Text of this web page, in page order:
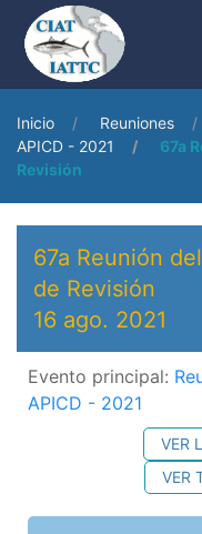
Inicio Reuniones
APICD - 2021
67a
Revisión
67a Reunión
de Revisión
16 ago. 2021
Evento principal:
APICD - 2021
VER
VER